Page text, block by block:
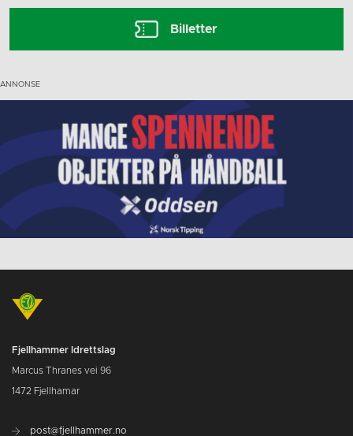
Billetter
Fjellhammer Idrettslag
Marcus Thranes vei 96
1472 Fjellhamar
post@fjellhammer.no